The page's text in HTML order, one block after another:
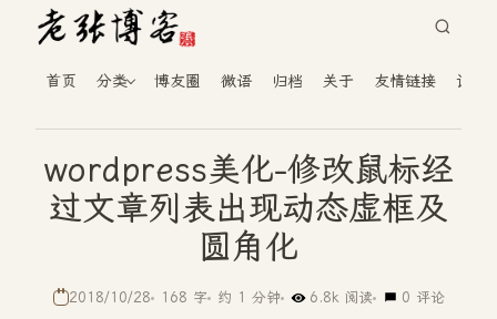
首页 分类 博友圈 微语 归档 关于 友情链接 读者
wordpress美化-修改鼠标经
过文章列表出现动态虚框及
圆角化
2018/10/28 168 字 约 1 分钟 6.8k 阅读 0 评论